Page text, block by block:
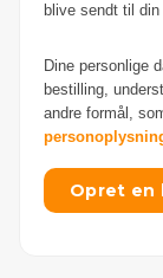
blive sendt til
Dine personlige
bestilling,
andre formål,
Opret en